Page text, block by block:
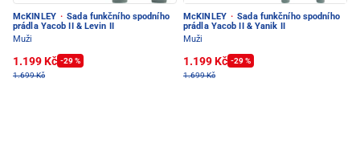
McKINLEY · Sada funkčního spodního
prádla Yacob II & Levin II
Muži
1.199 Kč -29 %
1.699 Kč
McKINLEY · Sada funkčního spodního
prádla Yacob II & Yanik II
Muži
1.199 Kč -29 %
1.699 Kč